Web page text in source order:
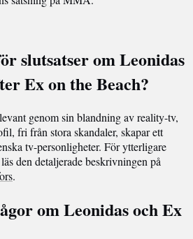
slutsatser om Leonidas
Ex on the Beach?
genom sin blandning av reality-tv,
fri från stora skandaler, skapar ett
tv-personligheter. För ytterligare
den detaljerade beskrivningen på
.
om Leonidas och Ex